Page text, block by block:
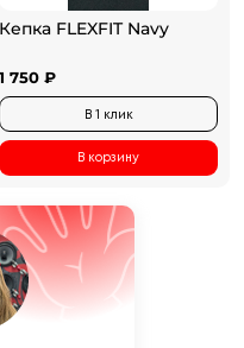
Кепка FLEXFIT Navy
1 750 ₽
В 1 клик
В корзину